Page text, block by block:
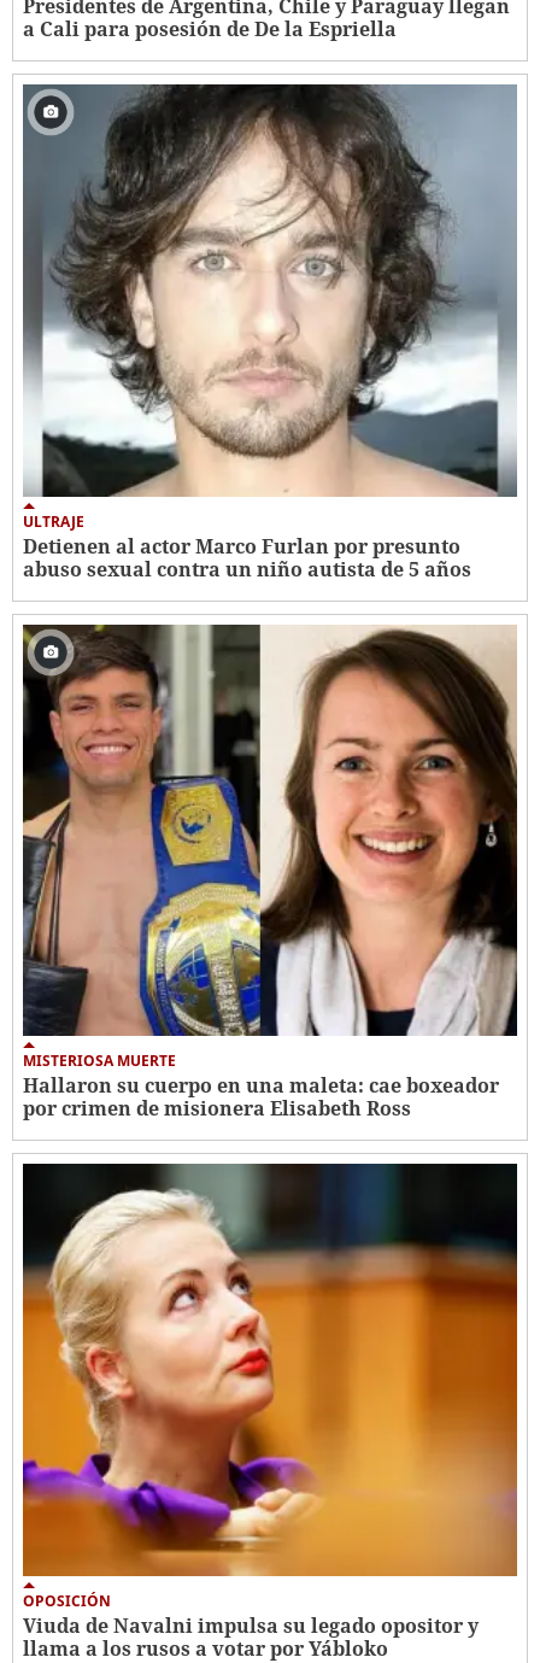
Presidentes de Argentina, Chile y Paraguay llegan
a Cali para posesión de De la Espriella
ULTRAJE
Detienen al actor Marco Furlan por presunto
abuso sexual contra un niño autista de 5 años
MISTERIOSA MUERTE
Hallaron su cuerpo en una maleta: cae boxeador
por crimen de misionera Elisabeth Ross
OPOSICIÓN
Viuda de Navalni impulsa su legado opositor y
llama a los rusos a votar por Yábloko